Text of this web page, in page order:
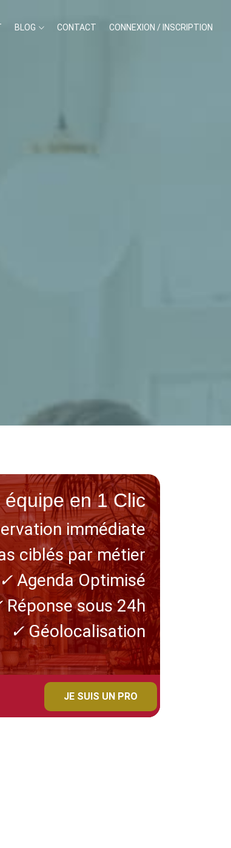
BLOG CONTACT CONNEXION / INSCRIPTION
JE SUIS UN PRO
équipe en 1 Clic
immédiate
ciblés par métier
Agenda Optimisé
Réponse sous 24h
✓Géolocalisation